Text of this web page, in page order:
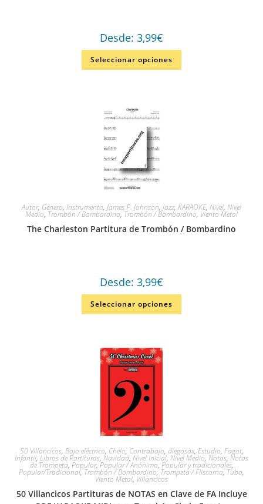
Desde: 3,99€
Seleccionar opciones
Autor, Género, Instrumento, James P. Johnson, Jazz, KARAOKE, Nivel, Nivel
Medio, Trombón / Bombardino, Trombón / Bombardino, Viento Metal
The Charleston Partitura de Trombón / Bombardino
Desde: 3,99€
Seleccionar opciones
50 Villancicos, Bajo eléctrico, Chelo, Contrabajo, diegosax, Estudio, Fagot,
Infantil, Libros de Partituras, Navidad, Nivel Inicial, Nivel Medio, Notas, Notas
de Trompeta, Popular,Popular / Anónimo, Popular y tradicionales,
Popular/Tradicional, Trombón / Bombardino, Trompeta / Fliscorno, Tuba,
Viento Metal, Villancicos
50 Villancicos Partituras de NOTAS en Clave de FA Incluye